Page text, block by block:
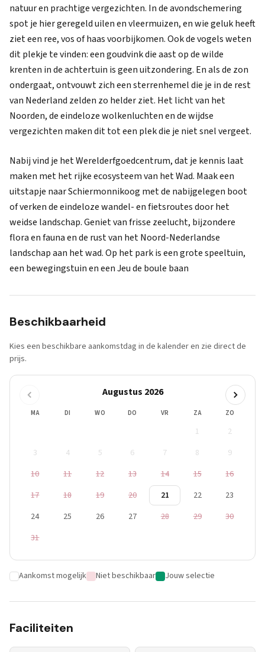
natuur en prachtige vergezichten. In de avondschemering
spot je hier geregeld uilen en vleermuizen, en wie geluk heeft
ziet een ree, vos of haas voorbijkomen. Ook de vogels weten
dit plekje te vinden: een goudvink die aast op de wilde
krenten in de achtertuin is geen uitzondering. En als de zon
ondergaat, ontvouwt zich een sterrenhemel die je in de rest
van Nederland zelden zo helder ziet. Het licht van het
Noorden, de eindeloze wolkenluchten en de wijdse
vergezichten maken dit tot een plek die je niet snel vergeet.
Nabij vind je het Werelderfgoedcentrum, dat je kennis laat
maken met het rijke ecosysteem van het Wad. Maak een
uitstapje naar Schiermonnikoog met de nabijgelegen boot
of verken de eindeloze wandel- en fietsroutes door het
weidse landschap. Geniet van frisse zeelucht, bijzondere
flora en fauna en de rust van het Noord-Nederlandse
landschap aan het wad. Op het park is een grote speeltuin,
een bewegingstuin en een Jeu de boule baan
Beschikbaarheid
Kies een beschikbare aankomstdag in de kalender en zie direct de
prijs.
Augustus 2026
MA DI WO DO VR ZA ZO
1
2
3
4 5 6 7 8
9
10
11 12 13 14 15
16
17
18 19 20 21 22
23
24
25 26 27 28 29
30
31
Aankomst mogelijk Niet beschikbaar Jouw selectie
Faciliteiten